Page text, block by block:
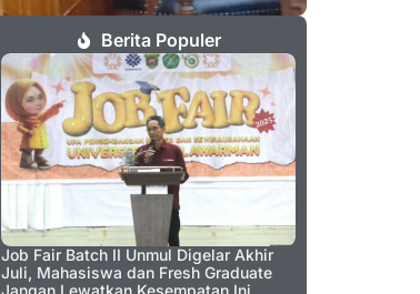
Berita Populer
Job Fair Batch II Unmul Digelar Akhir
Juli, Mahasiswa dan Fresh Graduate